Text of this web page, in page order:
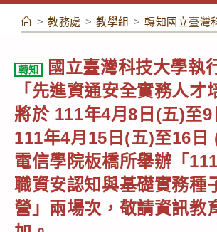
容
> 教務處 > 教學組 > 轉知國立臺灣
轉知
國立臺灣科技大學執
「先進資通安全實務人才
將於 111年4月8日(五)至
111年4月15日(五)至16日
電信學院板橋所舉辦「
職資安認知與基礎實務種
營」兩場次，敬請資訊教